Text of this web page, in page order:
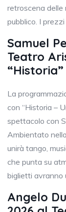
retroscena delle
pubblico. I
Samuel
Teatro
“Historia”
La
con “Historia –
spettacolo con
Ambientato
unirà tango,
che punta su
biglietti avranno
Angelo